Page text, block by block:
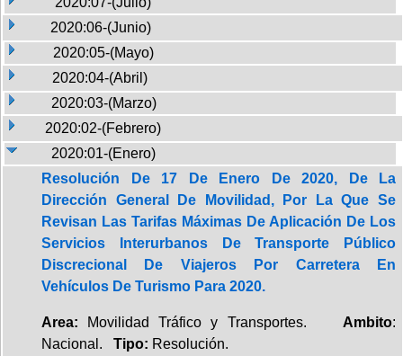
2020:06-(Junio)
2020:05-(Mayo)
2020:04-(Abril)
2020:03-(Marzo)
2020:02-(Febrero)
2020:01-(Enero)
Resolución De 17 De Enero De 2020, De La
Dirección General De Movilidad, Por La Que Se
Revisan Las Tarifas Máximas De Aplicación De Los
Servicios Interurbanos De Transporte Público
Discrecional De Viajeros Por Carretera En
Vehículos De Turismo Para 2020.
Area: Movilidad Tráfico y Transportes. Ambito:
Nacional. Tipo: Resolución.